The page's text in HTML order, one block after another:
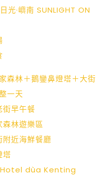
·嶼南 SUNLIGHT ON
森林＋鵝鑾鼻燈塔＋大街
一天
街早午餐
林遊樂區
近海鮮餐廳
塔
dùa Kenting